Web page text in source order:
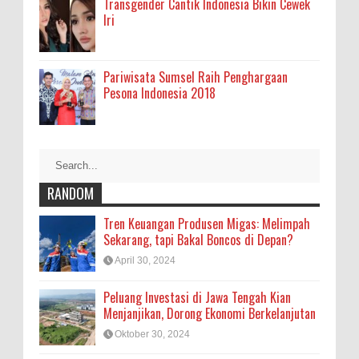
Transgender Cantik Indonesia Bikin Cewek
Iri
Pariwisata Sumsel Raih Penghargaan
Pesona Indonesia 2018
RANDOM
Tren Keuangan Produsen Migas: Melimpah
Sekarang, tapi Bakal Boncos di Depan?
April 30, 2024
Peluang Investasi di Jawa Tengah Kian
Menjanjikan, Dorong Ekonomi Berkelanjutan
Oktober 30, 2024